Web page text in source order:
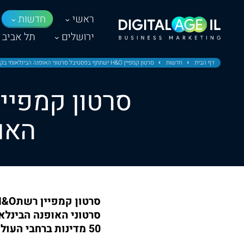
ראשי חדשות
ירושלים
תל אביב
דף הבית חדשות סרטון קמפיין H&O ישתתף בפסטיבל סרטוני האופנה הבינלאומי בקנדה
50 מדינות ברחבי העולם